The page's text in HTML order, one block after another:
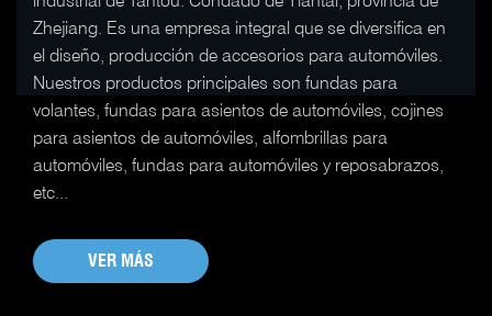
Zhejiang. Es una empresa integral que se diversifica en
el diseño, producción de accesorios para automóviles.
Nuestros productos principales son fundas para
volantes, fundas para asientos de automóviles, cojines
para asientos de automóviles, alfombrillas para
automóviles, fundas para automóviles y reposabrazos,
etc...
VER MÁS